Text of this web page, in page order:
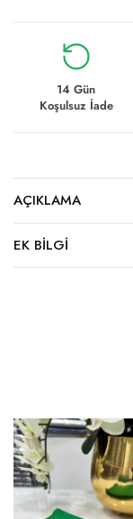
14 Gün
Koşulsuz İade
AÇIKLAMA
EK BILGI